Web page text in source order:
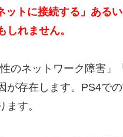
トに接続する」ある
れません。
のネットワーク障害」
存在します。PS4で
す。